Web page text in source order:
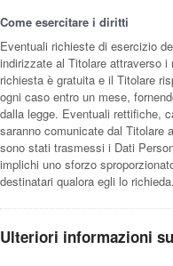
Come esercitare i diritti
Eventuali richieste di esercizio
indirizzate al Titolare attraverso
richiesta è gratuita e il Titolare
ogni caso entro un mese,
dalla legge. Eventuali rettifiche,
saranno comunicate dal Titolare
sono stati trasmessi i Dati
implichi uno sforzo
destinatari qualora egli lo richieda.
Ulteriori informazioni